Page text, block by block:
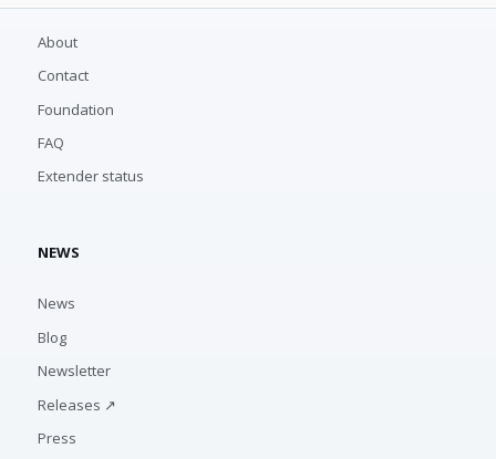
About
Contact
Foundation
FAQ
Extender status
NEWS
News
Blog
Newsletter
Releases ↗
Press